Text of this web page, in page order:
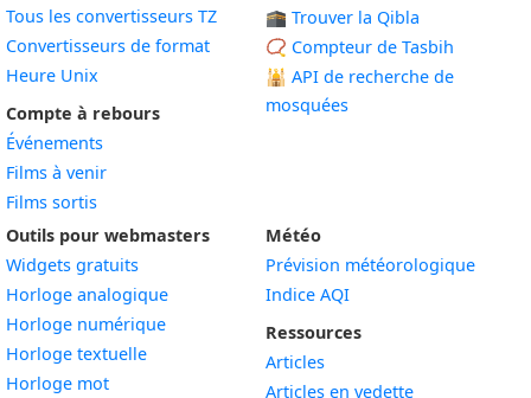
Tous les convertisseurs TZ
Convertisseurs de format
Heure Unix
Compte à rebours
Événements
Films à venir
Films sortis
🕋 Trouver la Qibla
📿 Compteur de Tasbih
🕌 API de recherche de
mosquées
Outils pour webmasters
Widgets gratuits
Horloge analogiqueWidget
Horloge numériqueWidget
Horloge textuelleWidget
Horloge motWidget
Météo
Prévision météorologique
Indice AQI
Ressources
Articles
Articles en vedette